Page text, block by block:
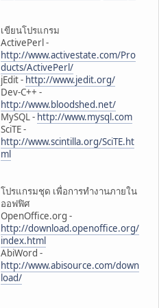
เขียนโปรแกรม
ActivePerl -
http://www.activestate.com/Pro
ducts/ActivePerl/
jEdit - http://www.jedit.org/
Dev-C++ -
http://www.bloodshed.net/
MySQL - http://www.mysql.com
SciTE -
http://www.scintilla.org/SciTE.ht
ml
โปรแกรมชุด เพื่อการทำงานภายใน
ออฟฟิศ
OpenOffice.org -
http://download.openoffice.org/
index.html
AbiWord -
http://www.abisource.com/down
load/